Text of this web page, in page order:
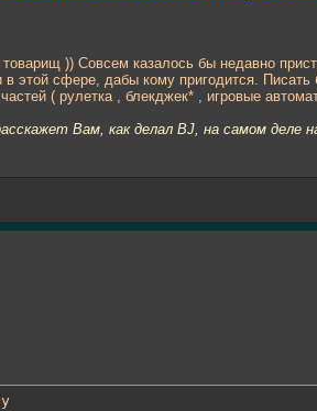
)) Совсем казалось бы недавно
этой сфере, дабы кому пригодится. Писать
( рулетка , блекджек* , игровые
Вам, как делал BJ, на самом деле